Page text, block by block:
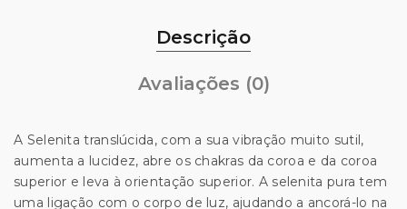
Descrição
Avaliações (0)
A Selenita translúcida, com a sua vibração muito sutil,
aumenta a lucidez, abre os chakras da coroa e da coroa
superior e leva à orientação superior. A selenita pura tem
uma ligação com o corpo de luz, ajudando a ancorá-lo na